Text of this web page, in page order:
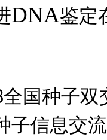
DNA鉴定
全国种子双
子信息交